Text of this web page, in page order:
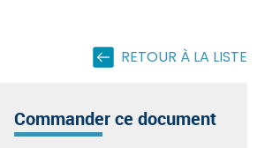
RETOUR À LA LISTE
Commander ce document